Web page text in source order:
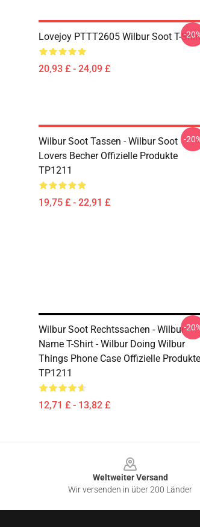
Lovejoy PTTT2605 Wilbur Soot T-
20,93 £ - 24,09 £
-
Wilbur Soot Tassen - Wilbur Soot
Lovers Becher Offizielle Produkte
TP1211
19,75 £ - 22,91 £
-
Wilbur Soot Rechtssachen - Wilbur
Name T-Shirt - Wilbur Doing Wilbur
Things Phone Case Offizielle Produkte
TP1211
12,71 £ - 13,82 £
-
Weltweiter Versand
Wir versenden in über 200 Länder